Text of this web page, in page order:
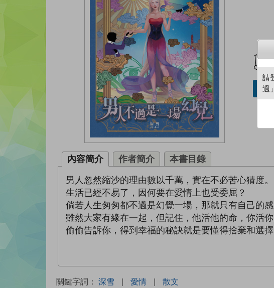
內容簡介 作者簡介 本書目錄
男人忽然縮沙的理由數以千萬，實在不必苦心猜度。
生活已經不易了，因何要在愛情上也受委屈？
倘若人生匆匆都不過是幻覺一場，那就只有自己的感
雖然大家有緣在一起，但記住，他活他的命，你活你
偷偷告訴你，得到幸福的秘訣就是要懂得捨棄和選擇
關鍵字詞： 深雪 | 愛情 | 散文
請
過